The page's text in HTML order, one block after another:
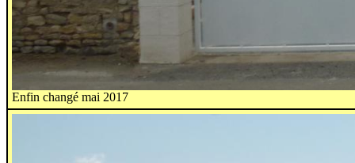
Enfin changé mai 2017